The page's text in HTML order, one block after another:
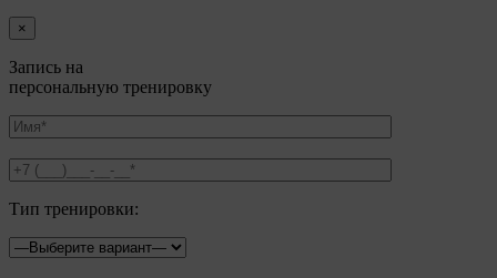
×
Запись на
персональную тренировку
Тип тренировки: